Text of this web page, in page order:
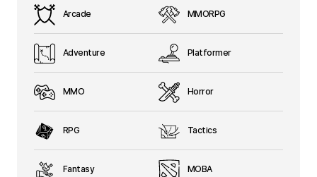
Arcade
Adventure
MMO
RPG
Fantasy
MMORPG
Platformer
Horror
Tactics
MOBA